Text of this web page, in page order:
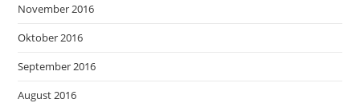
November 2016
Oktober 2016
September 2016
August 2016